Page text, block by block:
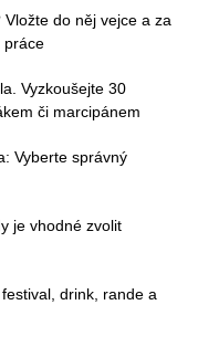
do něj vejce a za
práce
Vyzkoušejte 30
či marcipánem
Vyberte správný
je vhodné zvolit
drink, rande a